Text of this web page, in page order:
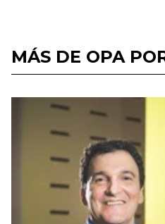
MÁS DE OPA